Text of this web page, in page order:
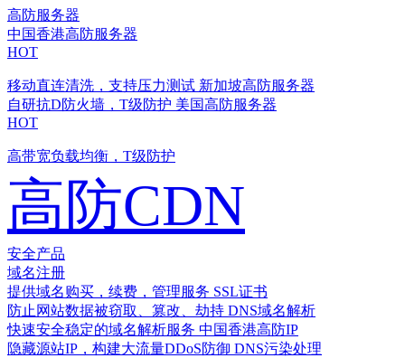
高防服务器
中国香港高防服务器
HOT
移动直连清洗，支持压力测试 新加坡高防服务器
自研抗D防火墙，T级防护 美国高防服务器
HOT
高带宽负载均衡，T级防护
高防CDN
安全产品
域名注册
提供域名购买，续费，管理服务 SSL证书
防止网站数据被窃取、篡改、劫持 DNS域名解析
快速安全稳定的域名解析服务 中国香港高防IP
隐藏源站IP，构建大流量DDoS防御 DNS污染处理